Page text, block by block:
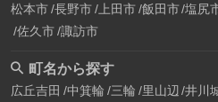
松本市 長野市 上田市 飯田市 塩尻
佐久市 諏訪市
町名から探す
広丘吉田 中箕輪 三輪 里山辺 井川